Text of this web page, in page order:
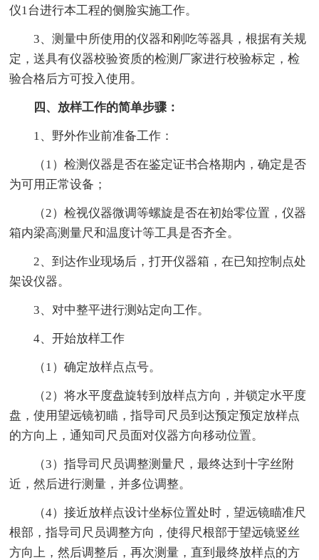
仪1台进行本工程的侧脸实施工作。
3、测量中所使用的仪器和刚吃等器具，根据有关规
定，送具有仪器校验资质的检测厂家进行校验标定，检
验合格后方可投入使用。
四、放样工作的简单步骤：
1、野外作业前准备工作：
（1）检测仪器是否在鉴定证书合格期内，确定是否
为可用正常设备；
（2）检视仪器微调等螺旋是否在初始零位置，仪器
箱内梁高测量尺和温度计等工具是否齐全。
2、到达作业现场后，打开仪器箱，在已知控制点处
架设仪器。
3、对中整平进行测站定向工作。
4、开始放样工作
（1）确定放样点点号。
（2）将水平度盘旋转到放样点方向，并锁定水平度
盘，使用望远镜初瞄，指导司尺员到达预定预定放样点
的方向上，通知司尺员面对仪器方向移动位置。
（3）指导司尺员调整测量尺，最终达到十字丝附
近，然后进行测量，并多位调整。
（4）接近放样点设计坐标位置处时，望远镜瞄准尺
根部，指导司尺员调整方向，使得尺根部于望远镜竖丝
方向上，然后调整后，再次测量，直到最终放样点的方